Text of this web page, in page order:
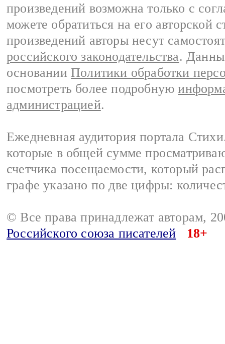
произведений возможна только с
можете обратиться на его авторской
произведений авторы несут
российского законодательства.
основании Политики обработки
посмотреть более подробную
администрацией.
Ежедневная аудитория портала
которые в общей сумме
счетчика посещаемости, который
графе указано по две цифры:
© Все права принадлежат авторам,
Российского союза писателей
18+